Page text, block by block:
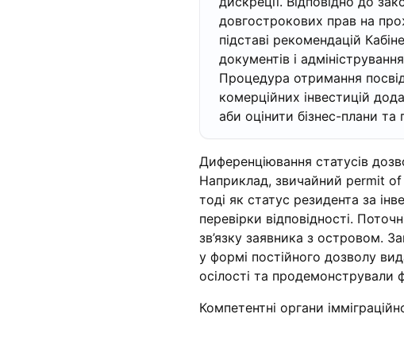
довгострокових прав на
підставі рекомендацій
документів і
Процедура отримання
комерційних інвестицій
аби оцінити бізнес-плани та
Диференціювання статусів
Наприклад, звичайний permit of
тоді як статус резидента за
перевірки відповідності.
зв’язку заявника з островом.
у формі постійного дозволу
осілості та продемонстрували
Компетентні органи